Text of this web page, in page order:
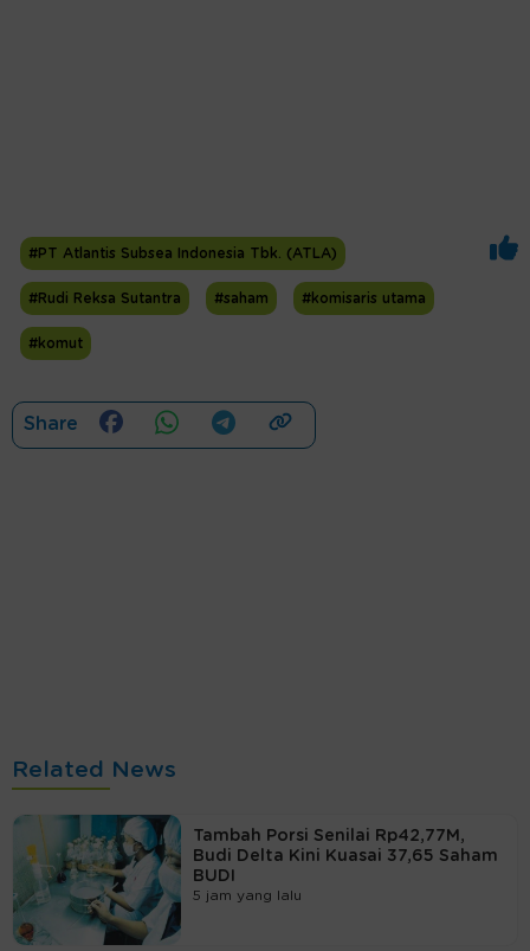
#PT Atlantis Subsea Indonesia Tbk. (ATLA)
#Rudi Reksa Sutantra #saham #komisaris utama
#komut
Share
Related News
Tambah Porsi Senilai Rp42,77M,
Budi Delta Kini Kuasai 37,65 Saham
BUDI
5 jam yang lalu